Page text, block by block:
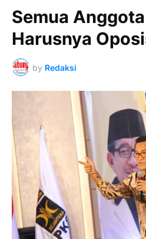
Semua Anggota
Harusnya
by Redaksi